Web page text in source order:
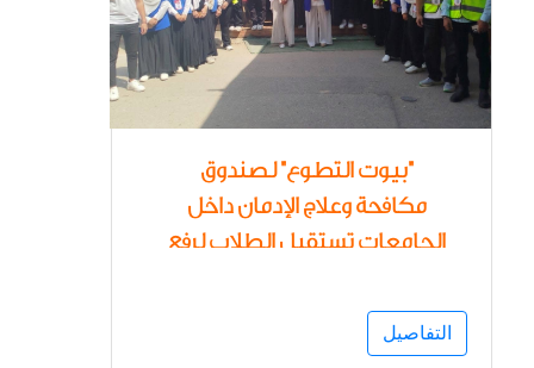
"بيوت التطوع" لصندوق
مكافحة وعلاج الإدمان داخل
الجامعات تستقبل الطلاب لرفع
المواد المخدرة
التفاصيل